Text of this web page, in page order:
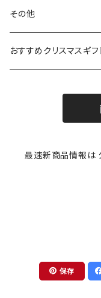
ガラスウェア
カトラリー
ピーターラビット
ポケットモンスター
mofusand（モフサンド
mofsand×日比谷花壇
ちびまる子ちゃんand
LAURA ASHLEY(ロー
Finlayson(フィンレイ
HANAE MORI(ハナ
THE BEATLES(ザ・ビ
【山加商店×yaeko】
Cecera(セセラ)
CELEC(セレック)
隅切り重箱
HAPPY DINING(ハッ
さざなみ
吉祥
メイメイウェア
SoSo(ソソ）
その他
リサイクル食器
おすすめクリスマスギフ
最速新商品情報は
保存